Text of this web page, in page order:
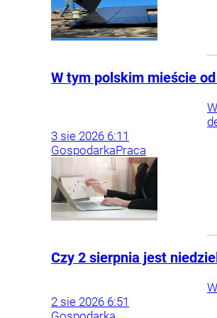
W tym polskim mieście
3 sie 2026 6:11
GospodarkaPraca
Czy 2 sierpnia jest
2 sie 2026 6:51